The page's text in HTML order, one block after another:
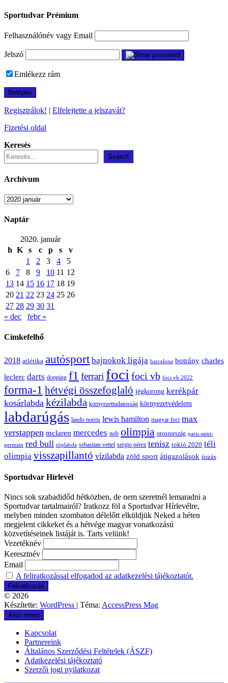
Sportudvar Prémium
Felhasználónév vagy Email
Jelszó
Emlékezz rám
Regisztrálok! | Elfelejtette a jelszavát?
Fizetési oldal
Keresés
Search
Archívum
Archívum
Naptár
2020. január
h K s c p s
v
1
2 3 4
5
6
7 8 9 10 11 12
13 14 15 16 17 18 19
20 21 22 23 24 25 26
27 28 29 30 31
« dec
febr »
Címkefelhő
2018 atlétika autósport bajnokok ligája barcelona botrány charles
leclerc darts dopping f1 ferrari foci foci vb foci vb 2022
forma-1 hétvégi összefoglaló jégkorong kerékpár
kosárlabda kézilabda környezettudatosság környezetvédelem
labdarúgás lando norris lewis hamilton magyar foci max
verstappen mclaren mercedes nob olimpia oroszország paris saint-
germain red bull röplabda sebastian vettel sergio pérez tenisz tokió 2020 téli
olimpia visszapillantó vízilabda zöld sport átigazolások úszás
Sportudvar Hírlevél
Nincs sok szabadidőd hétközben, de nem szeretnél lemaradni a
Sportudvar tartalmairól? Iratkozz föl a Sportudvar Hírlevélre,
melyben minden szombaton délelőtt elküldjük Neked a héten
megjelent cikkeket és a hétvége magyar vonatkozású
közvetítéseinek listáját is. Tarts velünk!
Vezetéknév
Keresztnév
Email
A feliratkozással elfogadod az adatkezelési tájékoztatót.
© 2026
Készítette: WordPress | Téma: AccessPress Mag
Alsó menü
Kapcsolat
Partnereink
Általános Szerződési Feltételek (ÁSZF)
Adatkezelési tájékoztató
Szerzői jogi nyilatkozat